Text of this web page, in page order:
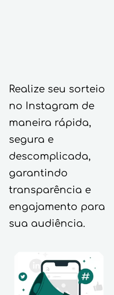
Realize seu sorteio
no Instagram de
maneira rápida,
segura e
descomplicada,
garantindo
transparência e
engajamento para
sua audiência.